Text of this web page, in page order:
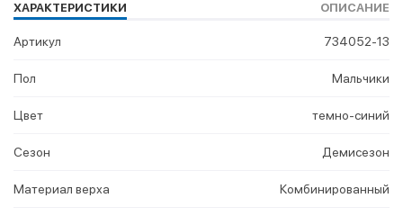
ХАРАКТЕРИСТИКИ ОПИСАНИЕ
Артикул 734052-13
Пол Мальчики
Цвет темно-синий
Сезон Демисезон
Материал верха Комбинированный